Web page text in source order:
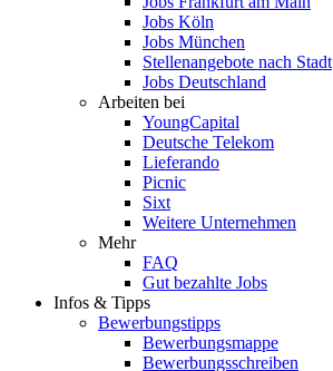
Jobs Köln
Jobs München
Stellenangebote nach Stadt
Jobs Deutschland
Arbeiten bei
YoungCapital
Deutsche Telekom
Lieferando
Picnic
Sixt
Weitere Unternehmen
Mehr
FAQ
Gut bezahlte Jobs
Infos & Tipps
Bewerbungstipps
Bewerbungsmappe
Bewerbungsschreiben